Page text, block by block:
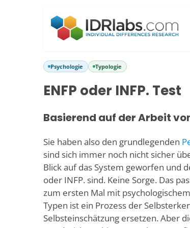
Psychologie Typologie
ENFP oder INFP. Test
Basierend auf der Arbeit
Sie haben also den grundlegenden
sind sich immer noch nicht sicher
Blick auf das System geworfen und
oder INFP. sind. Keine Sorge. Das
zum ersten Mal mit
Typen ist ein Prozess der
Selbsteinschätzung ersetzen. Aber